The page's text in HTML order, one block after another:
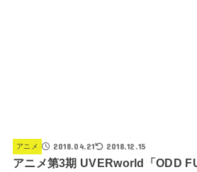
アニメ 2018.04.21 2018.12.15
アニメ第3期 UVERworld「ODD